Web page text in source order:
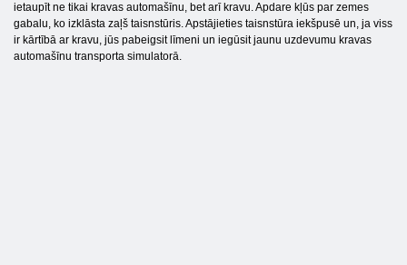
ietaupīt ne tikai kravas automašīnu, bet arī kravu. Apdare kļūs par zemes
gabalu, ko izklāsta zaļš taisnstūris. Apstājieties taisnstūra iekšpusē un, ja viss
ir kārtībā ar kravu, jūs pabeigsit līmeni un iegūsit jaunu uzdevumu kravas
automašīnu transporta simulatorā.